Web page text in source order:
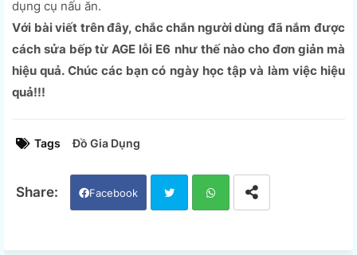
dụng cụ nấu ăn.
Với bài viết trên đây, chắc chắn người dùng đã nắm được
cách sửa bếp từ AGE lỗi E6 như thế nào cho đơn giản mà
hiệu quả. Chúc các bạn có ngày học tập và làm việc hiệu
quả!!!
Tags Đồ Gia Dụng
Facebook